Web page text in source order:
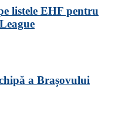
listele EHF pentru
a Brașovului